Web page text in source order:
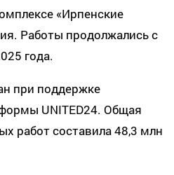
«Ирпенские
Работы продолжались с
года.
при поддержке
UNITED24. Общая
работ составила 48,3 млн